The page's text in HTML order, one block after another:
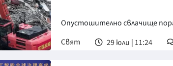
Опустошително свлачище
Свят
29 юли | 11:24